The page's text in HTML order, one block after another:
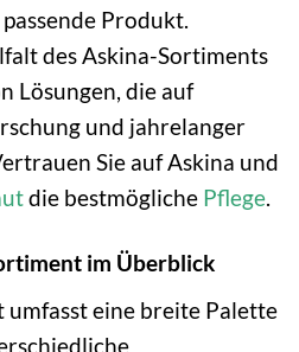
Produkt.
des Askina-Sortiments
Lösungen, die auf
und jahrelanger
Sie auf Askina und
die bestmögliche Pflege.
im Überblick
umfasst eine breite Palette